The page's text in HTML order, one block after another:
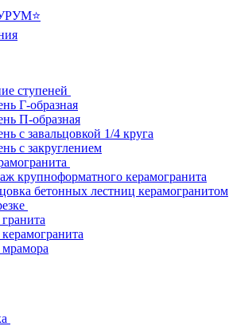
ступеней
Г-образная
П-образная
с завальцовкой 1/4 круга
с закруглением
крупноформатного керамогранита
бетонных лестниц керамогранитом
керамогранита
мрамора